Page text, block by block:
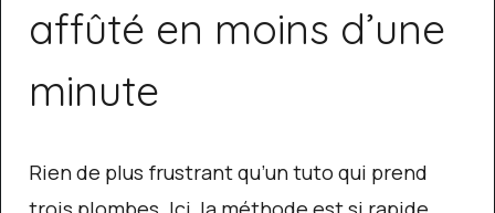
affûté en moins d’une
minute
Rien de plus frustrant qu’un tuto qui prend